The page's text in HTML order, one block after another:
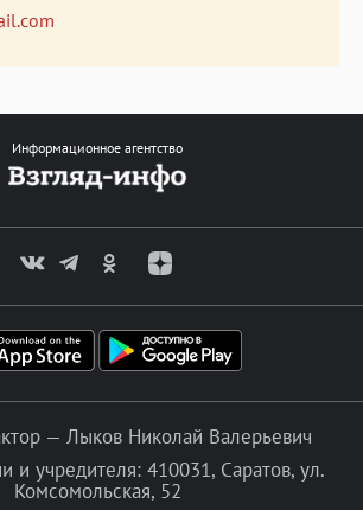
Информационное агентство
— Лыков Николай Валерьевич
и учредителя: 410031, Саратов, ул.
Комсомольская, 52